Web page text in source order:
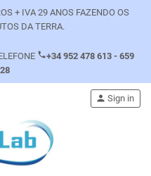
+ IVA 29 ANOS FAZENDO OS
DA TERRA.
phone+34 952 478 613 - 659
person Sign in